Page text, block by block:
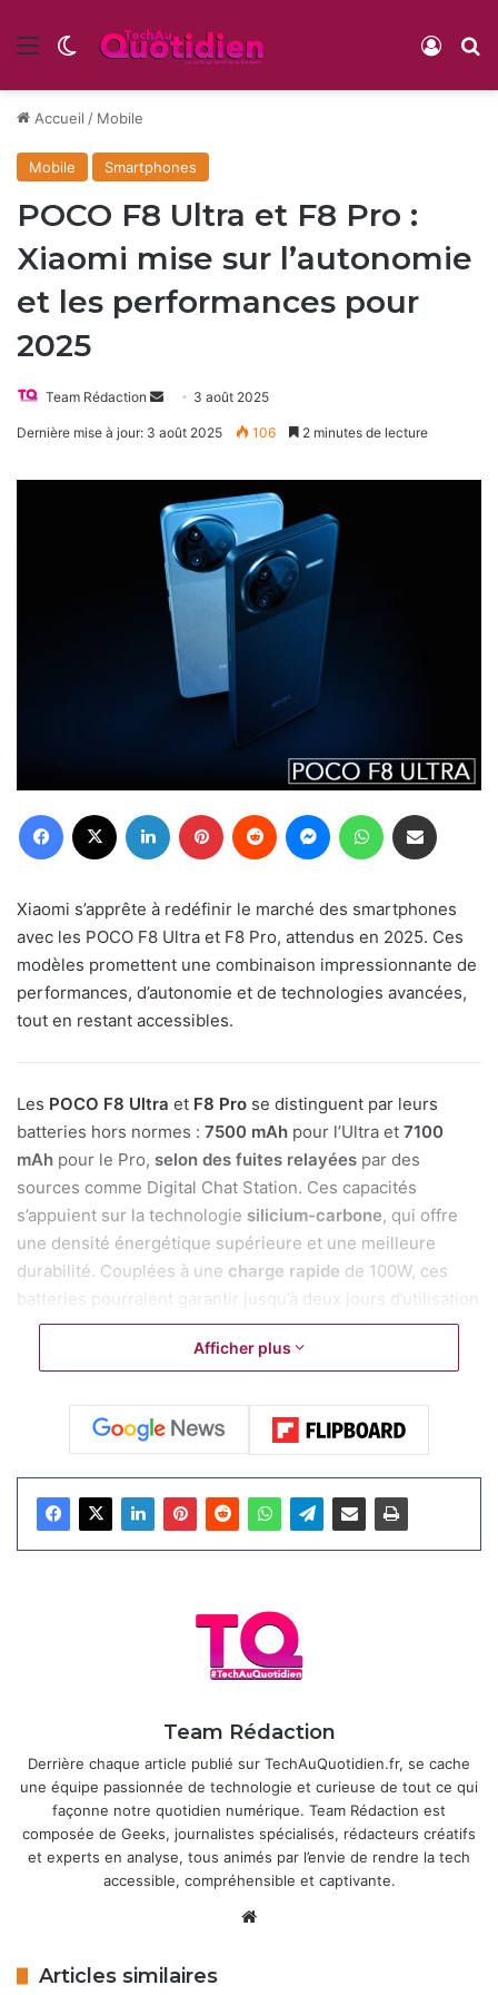
Menu Switch skin
Accueil / Mobile
Mobile Smartphones
POCO F8 Ultra et F8 Pro :
Xiaomi mise sur l’autonomie
et les performances pour
2025
Team Rédaction
Envoyer3 août 2025
Dernière mise à jour: 3 août 2025 106 2 minutes de lecture
Facebook Linkedin Pinterest Reddit MessengerWhatsApp
Xiaomi s’apprête à redéfinir le marché des smartphones
avec les POCO F8 Ultra et F8 Pro, attendus en 2025. Ces
modèles promettent une combinaison impressionnante de
performances, d’autonomie et de technologies avancées,
tout en restant accessibles.
Les POCO F8 Ultra et F8 Pro se distinguent par leurs
batteries hors normes : 7500 mAh pour l’Ultra et 7100
mAh pour le Pro, selon des fuites relayées par des
sources comme Digital Chat Station. Ces capacités
s’appuient sur la technologie silicium-carbone, qui offre
une densité énergétique supérieure et une meilleure
durabilité. Couplées à une charge rapide de 100W, ces
batteries pourraient garantir jusqu’à deux jours d’utilisation
intensive, un argument de poids pour les utilisateurs
Les deux smartphones embarqueront des processeurs de
dernière génération. LeF8 Ultra devrait intégrer
parQualcommpour 2025, tandis que le F8 Pro opterait
pour le
Snapdragon 8 Gen 5
. Ces processeurs excellent
dans l’intelligence artificielle, la photographie
rafraîchissement de 120 Hz.
HyperOS 3.1 : Xiaomi corrige enfin les
problèmes de batterie et de galerie
5 mai 2026
Xiaomi prépare le lancement mondial
d’une montre connectée abordable
Afficher plus
Team Rédaction
Derrière chaque article publié sur TechAuQuotidien.fr, se cache
une équipe passionnée de technologie et curieuse de tout ce qui
façonne notre quotidien numérique. Team Rédaction est
composée de Geeks, journalistes spécialisés, rédacteurs créatifs
et experts en analyse, tous animés par l’envie de rendre la tech
accessible, compréhensible et captivante.
Articles similaires